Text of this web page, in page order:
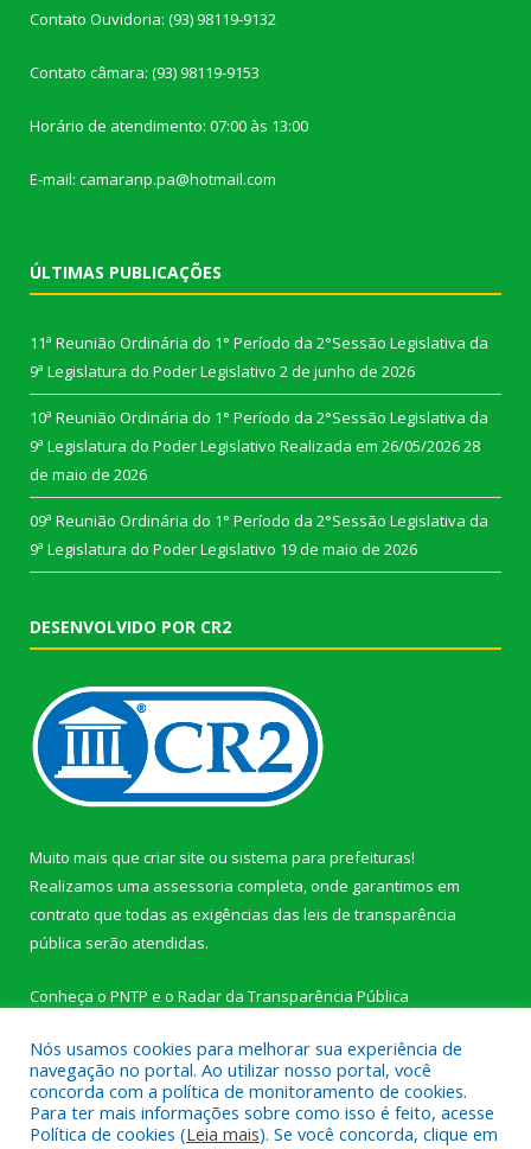
Contato Ouvidoria: (93) 98119-9132
Contato câmara: (93) 98119-9153
Horário de atendimento: 07:00 às 13:00
E-mail: camaranp.pa@hotmail.com
ÚLTIMAS PUBLICAÇÕES
11ª Reunião Ordinária do 1° Período da 2°Sessão Legislativa da
9ª Legislatura do Poder Legislativo 2 de junho de 2026
10ª Reunião Ordinária do 1° Período da 2°Sessão Legislativa da
9ª Legislatura do Poder Legislativo Realizada em 26/05/202628
de maio de 2026
09ª Reunião Ordinária do 1° Período da 2°Sessão Legislativa da
9ª Legislatura do Poder Legislativo 19 de maio de 2026
DESENVOLVIDO POR CR2
Muito mais que criar site ou sistema para prefeituras!
Realizamos uma assessoria completa, onde garantimos em
contrato que todas as exigências das leis de transparência
pública serão atendidas.
Conheça o PNTP e o Radar da Transparência Pública
Todos os direitos reservados a Câmara Municipal de Novo
Progresso.
Nós usamos cookies para melhorar sua experiência de
navegação no portal. Ao utilizar nosso portal, você
concorda com a política de monitoramento de cookies.
Para ter mais informações sobre como isso é feito, acesse
Política de cookies (Leia mais). Se você concorda, clique em